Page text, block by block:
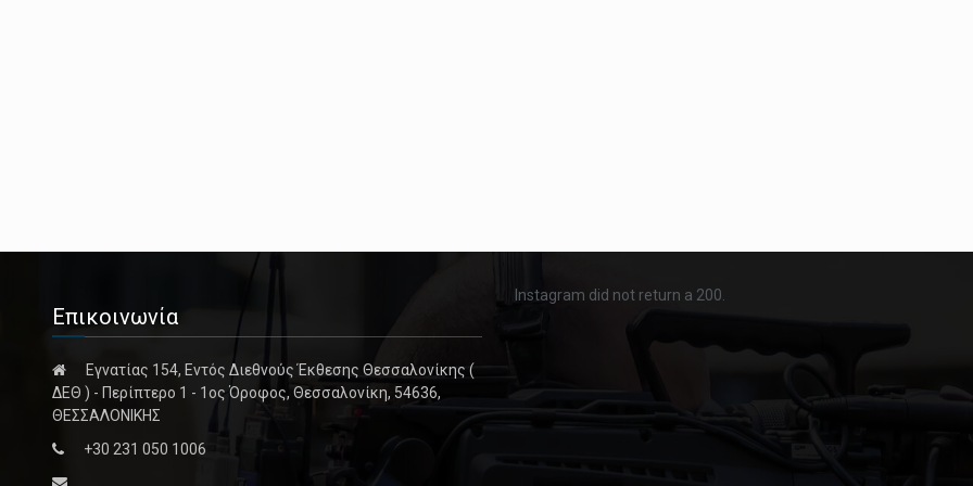
Επικοινωνία
Εγνατίας 154, Εντός Διεθνούς Έκθεσης Θεσσαλονίκης (
ΔΕΘ ) - Περίπτερο 1 - 1ος Όροφος, Θεσσαλονίκη, 54636,
ΘΕΣΣΑΛΟΝΙΚΗΣ
+30 231 050 1006
Instagram did not return a 200.